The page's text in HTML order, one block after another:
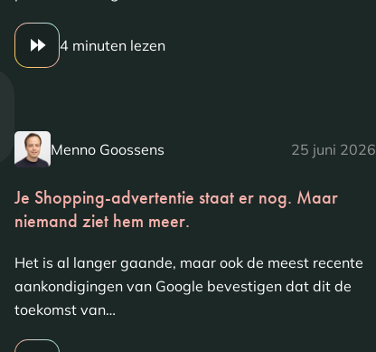
4 minuten lezen
Menno Goossens 25 juni 2026
Je Shopping-advertentie staat er nog. Maar
niemand ziet hem meer.
Het is al langer gaande, maar ook de meest recente
aankondigingen van Google bevestigen dat dit de
toekomst van…